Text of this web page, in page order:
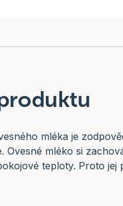
mléka je
Ovesné mléko si
teploty. Proto jej